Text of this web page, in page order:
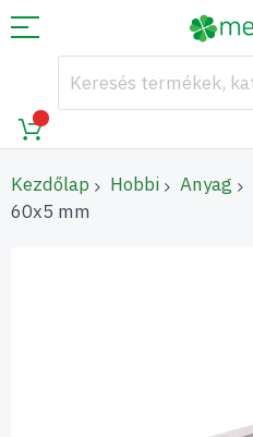
Kezdőlap Hobbi Anyag
60x5 mm